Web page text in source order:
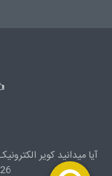
آیا میدانید کویر